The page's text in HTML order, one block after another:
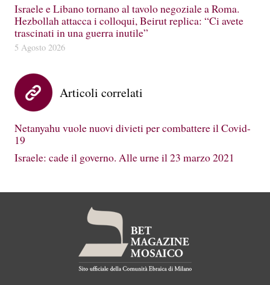
Israele e Libano tornano al tavolo negoziale a Roma.
Hezbollah attacca i colloqui, Beirut replica: “Ci avete
trascinati in una guerra inutile”
5 Agosto 2026
Articoli correlati
Netanyahu vuole nuovi divieti per combattere il Covid-
19
Israele: cade il governo. Alle urne il 23 marzo 2021